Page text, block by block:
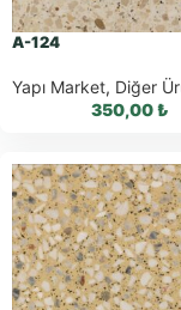
A-124
Yapı Market, Diğer
350,00₺
WhatsApp ile
Sipariş